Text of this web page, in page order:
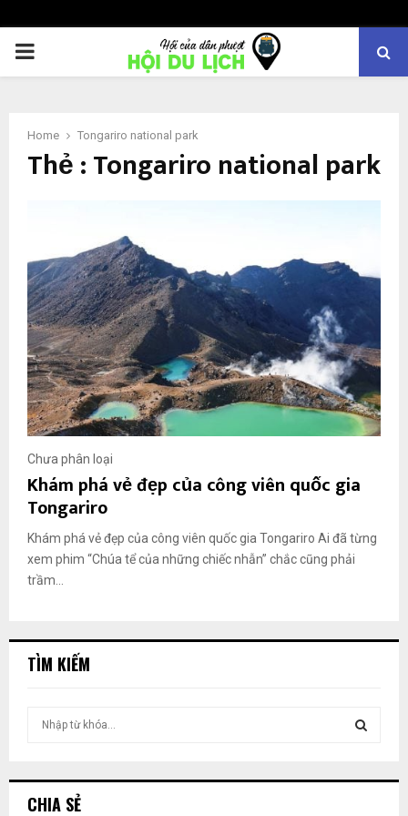
PRIMARY
Home Tongariro national park
Thẻ : Tongariro national park
Chưa phân loại
Khám phá vẻ đẹp của công viên quốc gia
Tongariro
Khám phá vẻ đẹp của công viên quốc gia Tongariro Ai đã từng
xem phim “Chúa tể của những chiếc nhẫn” chắc cũng phải
trầm...
TÌM KIẾM
ế
CHIA SẺ